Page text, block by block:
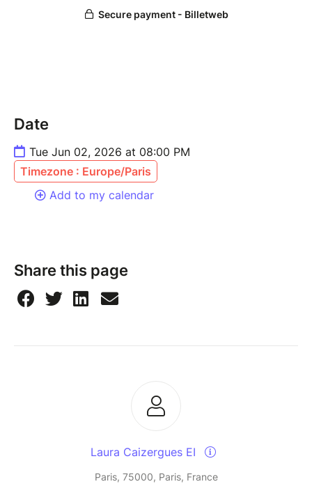
Date
Tue Jun 02, 2026 at 08:00 PM
Timezone : Europe/Paris
Add to my calendar
Share this page
Laura Caizergues EI
Paris, 75000, Paris, France